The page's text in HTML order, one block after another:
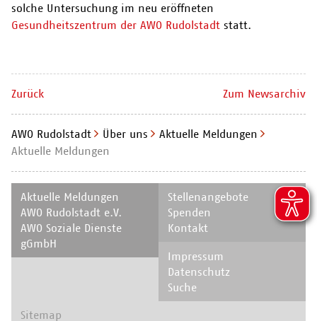
solche Untersuchung im neu eröffneten
Gesundheitszentrum der AWO Rudolstadt statt.
Zurück Zum Newsarchiv
AWO Rudolstadt Über uns
Aktuelle Meldungen
Aktuelle Meldungen
Navigation
überspringen
Aktuelle Meldungen
AWO Rudolstadt e.V.
AWO Soziale Dienste
gGmbH
Navigation
überspringen
Stellenangebote
Spenden
Kontakt
Navigation
überspringen
Impressum
Datenschutz
Suche
Navigation
Sitemap